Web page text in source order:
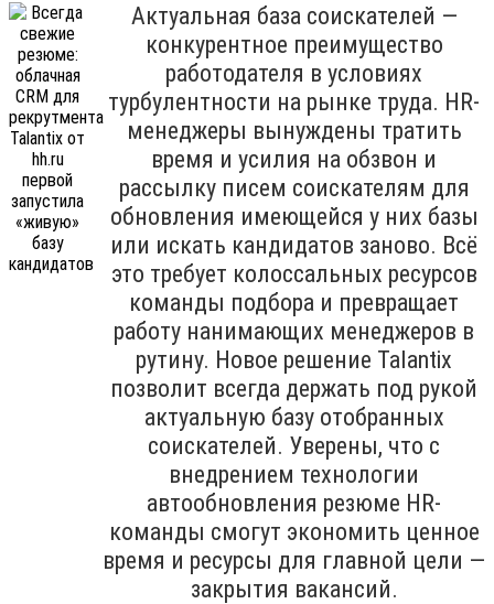
Актуальная база соискателей —
конкурентное преимущество
работодателя в условиях
турбулентности на рынке труда. HR-
менеджеры вынуждены тратить
время и усилия на обзвон и
рассылку писем соискателям для
обновления имеющейся у них базы
или искать кандидатов заново. Всё
это требует колоссальных ресурсов
команды подбора и превращает
работу нанимающих менеджеров в
рутину. Новое решение Talantix
позволит всегда держать под рукой
актуальную базу отобранных
соискателей. Уверены, что с
внедрением технологии
автообновления резюме HR-
команды смогут экономить ценное
время и ресурсы для главной цели —
закрытия вакансий.